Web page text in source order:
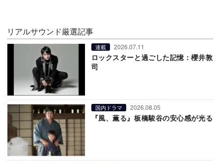
リアルサウンド厳選記事
連載 2026.07.11
ロックスターと過ごした記憶：櫻井敦
司
国内ドラマ 2026.08.05
『風、薫る』板橋駿谷の安心感が光る